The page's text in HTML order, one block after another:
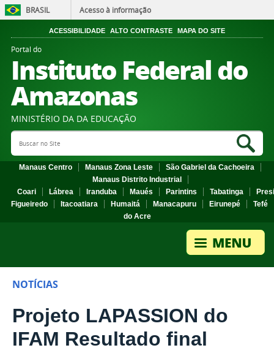
BRASIL Acesso à informação
ACESSIBILIDADE ALTO CONTRASTE MAPA DO SITE
Portal do
Instituto Federal do
Amazonas
MINISTÉRIO DA DA EDUCAÇÃO
Search Site
Manaus Centro Manaus Zona Leste
São Gabriel da Cachoeira
Manaus Distrito Industrial
Coari
Lábrea Iranduba Maués Parintins Tabatinga
Figueiredo
Itacoatiara Humaitá Manacapuru Eirunepé
Tefé
do Acre
NOTÍCIAS
Projeto LAPASSION do
IFAM Resultado final